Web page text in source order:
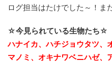
ログ担当はたけでした～！
☆今見られている生物たち☆
ハナイカ、ハチジョウタツ、
マノミ、オキナワベニハゼ、